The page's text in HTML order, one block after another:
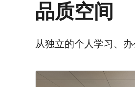
品质空间
从独立的个人学习、